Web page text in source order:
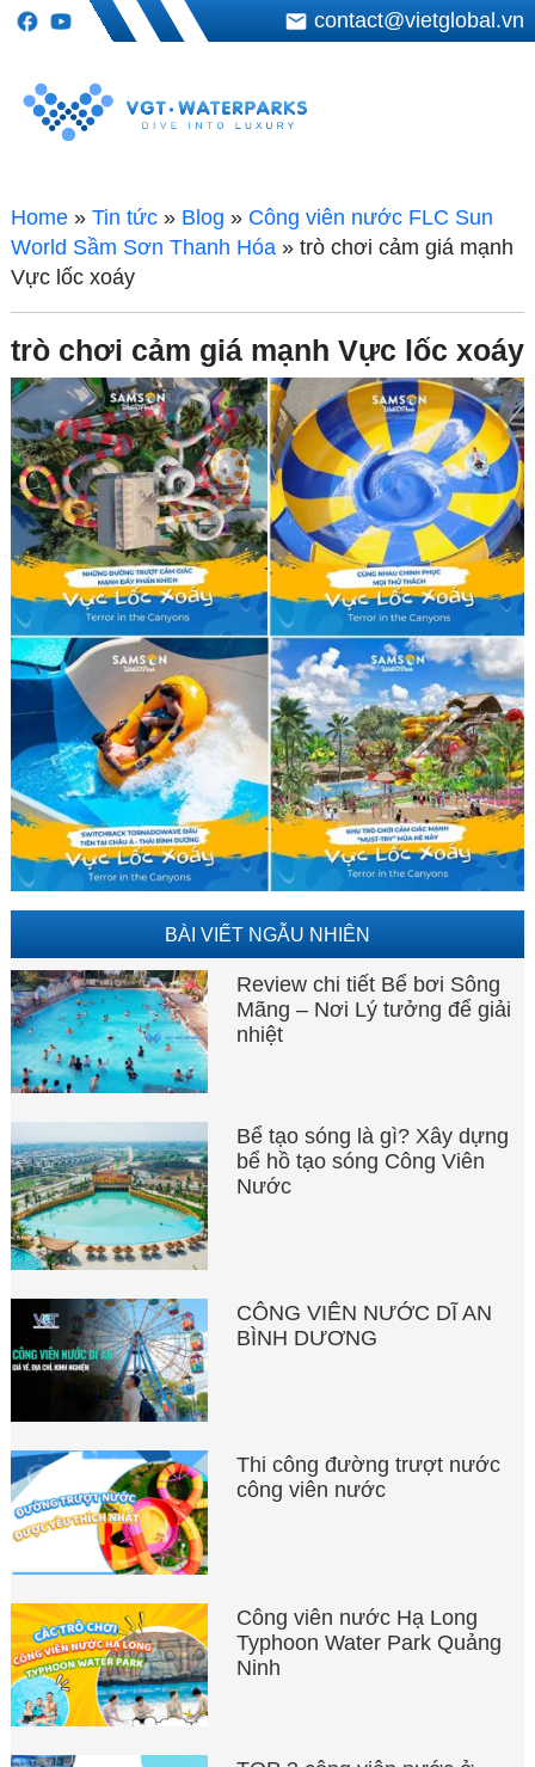
contact@vietglobal.vn
Home» Tin tức» Blog » Công viên nước FLC Sun
World Sầm Sơn Thanh Hóa» trò chơi cảm giá mạnh
Vực lốc xoáy
trò chơi cảm giá mạnh Vực lốc xoáy
BÀI VIẾT NGẪU NHIÊN
Review chi tiết Bể bơi Sông
Mãng – Nơi Lý tưởng để giải
nhiệt
Bể tạo sóng là gì? Xây dựng
bể hồ tạo sóng Công Viên
Nước
CÔNG VIÊN NƯỚC DĨ AN
BÌNH DƯƠNG
Thi công đường trượt nước
công viên nước
Công viên nước Hạ Long
Typhoon Water Park Quảng
Ninh